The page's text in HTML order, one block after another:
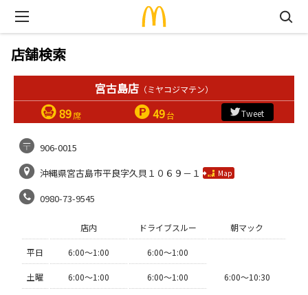
店舗検索
宮古島店 （ミヤコジマテン）
89席 49台 Tweet
906-0015
沖縄県宮古島市平良字久貝１０６９－１
Map
0980-73-9545
店内 ドライブスルー 朝マック
平日 6:00〜1:00 6:00〜1:00
6:00〜10:30
土曜 6:00〜1:00 6:00〜1:00